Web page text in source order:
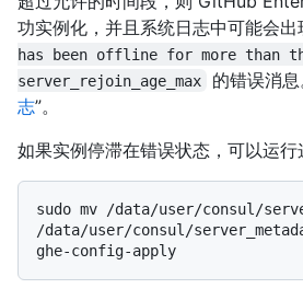
功实例化，并且系统日志中可能会出
has been offline for more than
server_rejoin_age_max
的错误消
志”。
如果实例停滞在错误状态，可以运行
sudo mv /data/user/consul/
/data/user/consul/